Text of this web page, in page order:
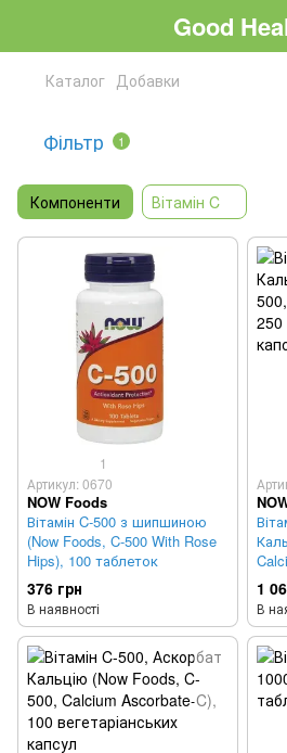
Good
Каталог Добавки
Фільтр 1
Компоненти Вітамін C
1
Артикул: 0670
NOW Foods
Вітамін C-500 з шипшиною
(Now Foods, C-500 With Rose
Hips), 100 таблеток
376 грн
В наявності
1
В